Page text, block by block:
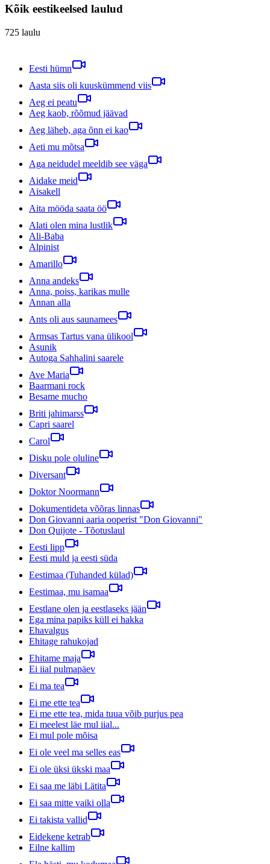
Kõik eestikeelsed laulud
725 laulu
Eesti hümn
Aasta siis oli kuuskümmend viis
Aeg ei peatu
Aeg kaob, rõõmud jäävad
Aeg läheb, aga õnn ei kao
Aeti mu mõtsa
Aga neidudel meeldib see väga
Aidake meid
Aisakell
Aita mööda saata öö
Alati olen mina lustlik
Ali-Baba
Alpinist
Amarillo
Anna andeks
Anna, poiss, karikas mulle
Annan alla
Ants oli aus saunamees
Armsas Tartus vana ülikool
Asunik
Autoga Sahhalini saarele
Ave Maria
Baarmani rock
Besame mucho
Briti jahimarss
Capri saarel
Carol
Disku pole oluline
Diversant
Doktor Noormann
Dokumentideta võõras linnas
Don Giovanni aaria ooperist "Don Giovanni"
Don Quijote - Tõotuslaul
Eesti lipp
Eesti muld ja eesti süda
Eestimaa (Tuhanded külad)
Eestimaa, mu isamaa
Eestlane olen ja eestlaseks jään
Ega mina papiks küll ei hakka
Ehavalgus
Ehitage rahukojad
Ehitame maja
Ei iial pulmapäev
Ei ma tea
Ei me ette tea
Ei me ette tea, mida tuua võib purjus pea
Ei meelest läe mul iial...
Ei mul pole mõisa
Ei ole veel ma selles eas
Ei ole üksi ükski maa
Ei saa me läbi Lätita
Ei saa mitte vaiki olla
Ei takista vallid
Eidekene ketrab
Eilne kallim